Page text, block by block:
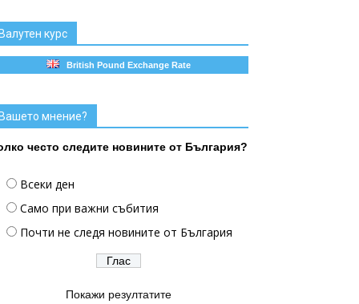
курс
British Pound Exchange Rate
мнение?
често следите новините от България?
Всеки ден
Само при важни събития
Почти не следя новините от България
Покажи резултатите